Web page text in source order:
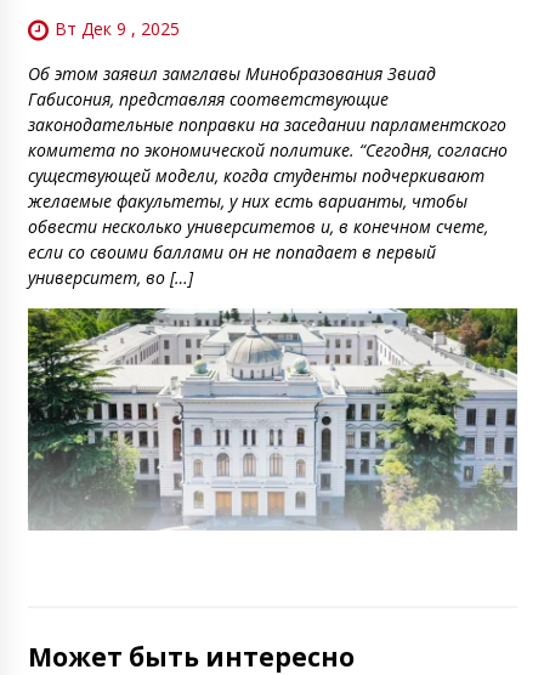
Вт Дек 9 , 2025
Об этом заявил замглавы Минобразования Звиад
Габисония, представляя соответствующие
законодательные поправки на заседании парламентского
комитета по экономической политике. “Сегодня, согласно
существующей модели, когда студенты подчеркивают
желаемые факультеты, у них есть варианты, чтобы
обвести несколько университетов и, в конечном счете,
если со своими баллами он не попадает в первый
университет, во […]
Может быть интересно